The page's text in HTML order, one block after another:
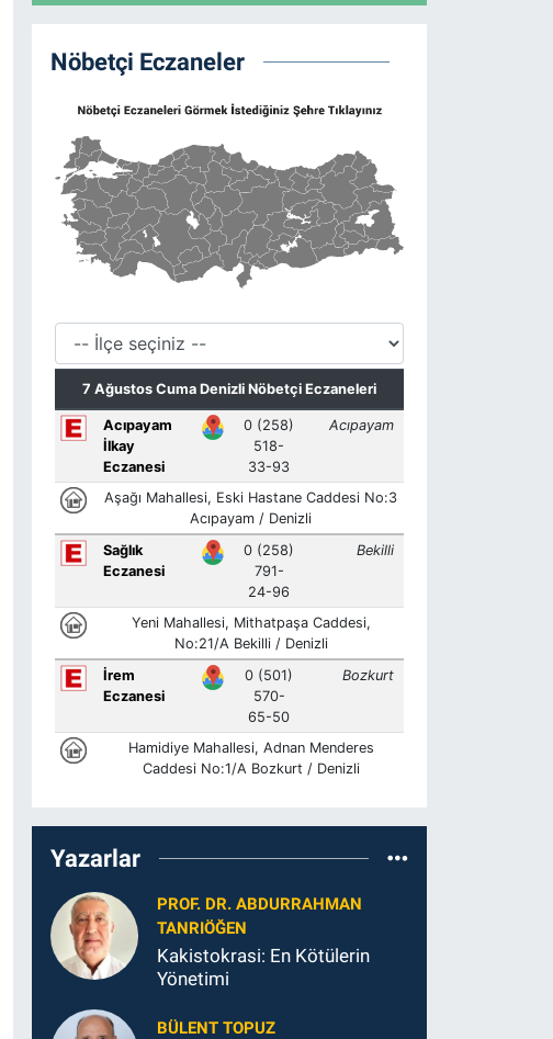
Nöbetçi Eczaneler
Yazarlar
PROF. DR. ABDURRAHMAN
TANRIÖĞEN
Kakistokrasi: En Kötülerin
Yönetimi
BÜLENT TOPUZ